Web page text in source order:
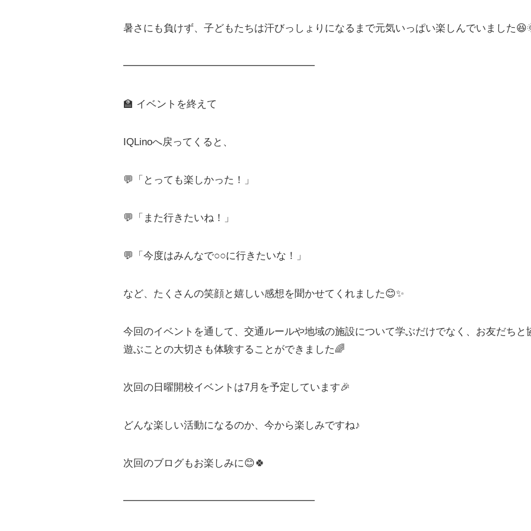
暑さにも負けず、子どもたちは汗びっしょりになるまで元気いっぱい楽しんでいました
━━━━━━━━━━━━━━━━━━━
🏫 イベントを終えて
IQLinoへ戻ってくると、
💬「とっても楽しかった！」
💬「また行きたいね！」
💬「今度はみんなで○○に行きたいな！」
など、たくさんの笑顔と嬉しい感想を聞かせてくれました😊✨
今回のイベントを通して、交通ルールや地域の施設について学ぶだけでなく、お友だち
遊ぶことの大切さも体験することができました🌈
次回の日曜開校イベントは7月を予定しています🎉
どんな楽しい活動になるのか、今から楽しみですね♪
次回のブログもお楽しみに😊🍀
━━━━━━━━━━━━━━━━━━━